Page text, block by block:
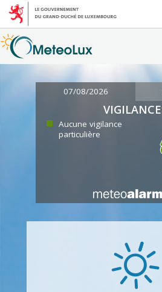
07/08/2026
Aucune vigilance
particulière